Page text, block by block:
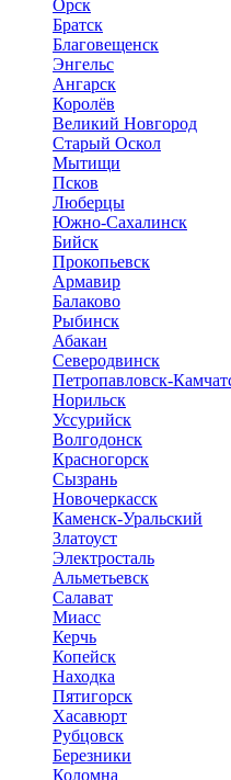
Орск
Братск
Благовещенск
Энгельс
Ангарск
Королёв
Великий Новгород
Старый Оскол
Мытищи
Псков
Люберцы
Южно-Сахалинск
Бийск
Прокопьевск
Армавир
Балаково
Рыбинск
Абакан
Северодвинск
Петропавловск-
Норильск
Уссурийск
Волгодонск
Красногорск
Сызрань
Новочеркасск
Каменск-Уральский
Златоуст
Электросталь
Альметьевск
Салават
Миасс
Керчь
Копейск
Находка
Пятигорск
Хасавюрт
Рубцовск
Березники
Коломна